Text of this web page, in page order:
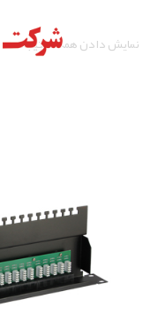
نمایش دادن همه 2 نتیجه